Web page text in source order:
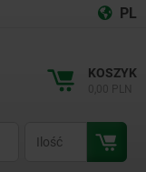
PL
KOSZYK